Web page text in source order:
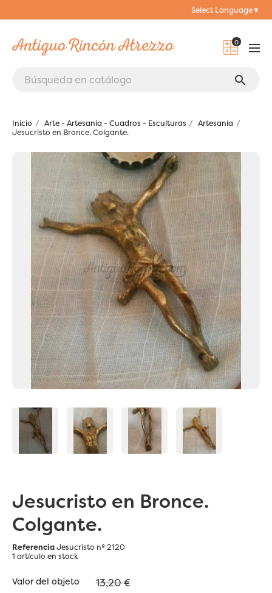
Select Language▼
0
search
Inicio Arte - Artesanía - Cuadros - Esculturas
Artesanía
Jesucristo en Bronce. Colgante.
Jesucristo en Bronce.
Colgante.
ReferenciaJesucristo nº 2120
1 artículo en stock
Valor del objeto 13,20 €